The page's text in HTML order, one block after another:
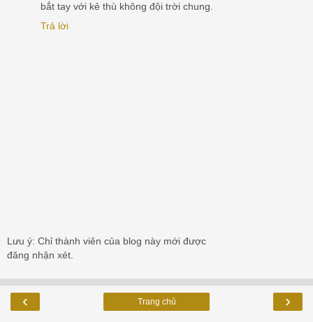
bắt tay với kẻ thù không đội trời chung.
Trả lời
Lưu ý: Chỉ thành viên của blog này mới được
đăng nhận xét.
‹ ›
Trang chủ